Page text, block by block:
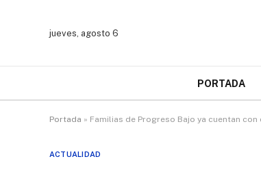
jueves, agosto 6
PORTADA
Portada » Familias de Progreso Bajo ya cuentan
ACTUALIDAD